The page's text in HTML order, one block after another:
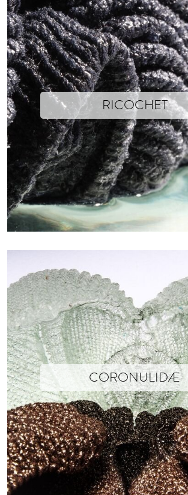
RICOCHET
Isabelle Soum x Xavier Brisoux
Cotton and Resin - 20cm x 20cm x 17cm
Photographs © Isabelle Soum
CORONULIDÆ
Isabelle Soum x Xavier Brisoux
Coton, Polyester and Resin - 29cm x 32cm x
Photographs © Isabelle Soum